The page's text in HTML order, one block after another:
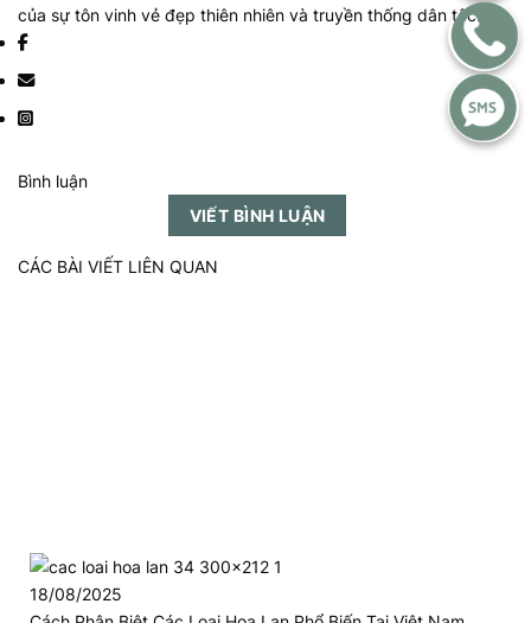
của sự tôn vinh vẻ đẹp thiên nhiên và truyền thống dân tộc.
Bình luận
VIẾT BÌNH LUẬN
CÁC BÀI VIẾT LIÊN QUAN
18/08/2025